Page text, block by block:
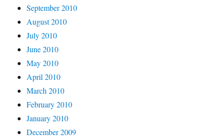
September 2010
August 2010
July 2010
June 2010
May 2010
April 2010
March 2010
February 2010
January 2010
December 2009